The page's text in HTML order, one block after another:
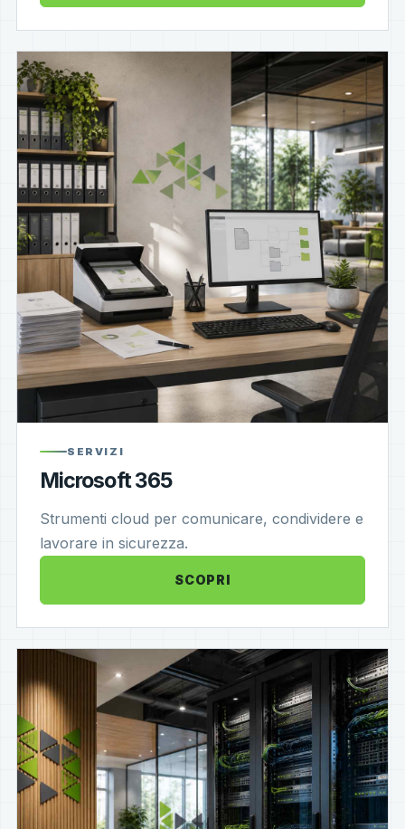
SERVIZI
Microsoft 365
Strumenti cloud per comunicare, condividere e
lavorare in sicurezza.
SCOPRI